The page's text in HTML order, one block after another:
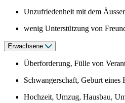
Unzufriedenheit mit dem
wenig Unterstützung von
Erwachsene
Überforderung, Fülle von
Schwangerschaft, Geburt
Hochzeit, Umzug, Hausbau,